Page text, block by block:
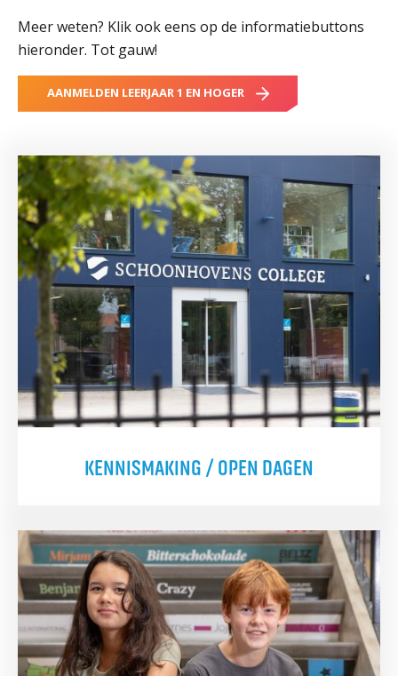
NIEUWS
VACATURES EN STAGEPLEKKEN
ZOEKEN ELO MAGISTER AURA SCHOOL
GIDS ZERMELO
Meer weten? Klik ook eens op de informatiebuttons
hieronder. Tot gauw!
AANMELDEN LEERJAAR 1 EN HOGER
KENNISMAKING / OPEN DAGEN